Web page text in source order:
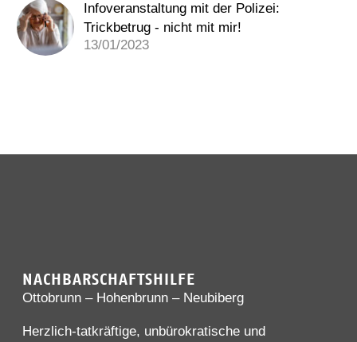
Infoveranstaltung mit der Polizei:
Trickbetrug - nicht mit mir!
13/01/2023
NACHBARSCHAFTSHILFE
Ottobrunn – Hohenbrunn – Neubiberg
Herzlich-tatkräftige, unbürokratische und